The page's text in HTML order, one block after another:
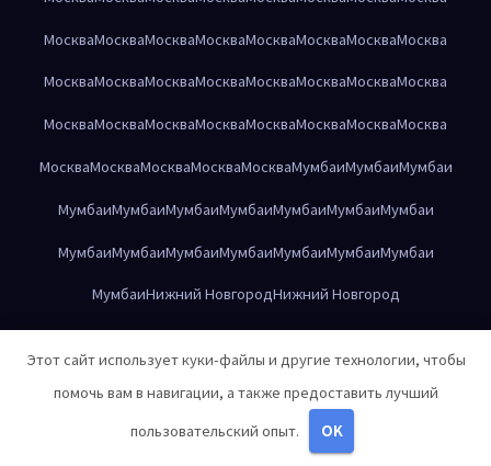
МоскваМоскваМоскваМоскваМоскваМоскваМоскваМосква
МоскваМоскваМоскваМоскваМоскваМоскваМоскваМосква
МоскваМоскваМоскваМоскваМоскваМоскваМоскваМосква
МоскваМоскваМоскваМоскваМоскваМумбаиМумбаиМумбаи
МумбаиМумбаиМумбаиМумбаиМумбаиМумбаиМумбаи
МумбаиМумбаиМумбаиМумбаиМумбаиМумбаиМумбаи
МумбаиНижний НовгородНижний Новгород
Нижний НовгородНижний НовгородНижний Новгород
Нижний Новгород Нижний Новгород
Этот сайт использует куки-файлы и другие технологии, чтобы
помочь вам в навигации, а также предоставить лучший
пользовательский опыт.
OK